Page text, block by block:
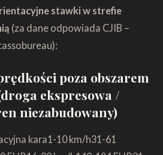
stawki w strefie
(za dane odpowiada CJIB –
poza obszarem
ekspresowa /
niezabudowany)
kara1-10 km/h31-61